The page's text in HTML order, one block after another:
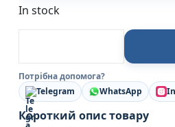
In stock
Твій читацький
Потрібна допомога?
Telegram
WhatsApp
Короткий опис товару